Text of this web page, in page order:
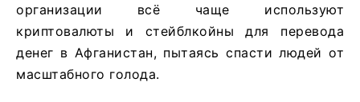
организации всё чаще используют
криптовалюты и стейблкойны для перевода
денег в Афганистан, пытаясь спасти людей от
масштабного голода.